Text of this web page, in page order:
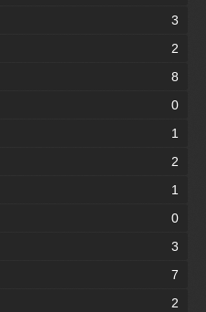
3
2
8
0
1
2
1
0
3
7
2